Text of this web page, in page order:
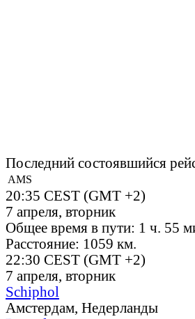
Последний состоявшийся
AMS
20:35 CEST (GMT +2)
7 апреля, вторник
Общее время в пути: 1 ч. 55
Расстояние: 1059 км.
22:30 CEST (GMT +2)
7 апреля, вторник
Schiphol
Амстердам, Недерланды